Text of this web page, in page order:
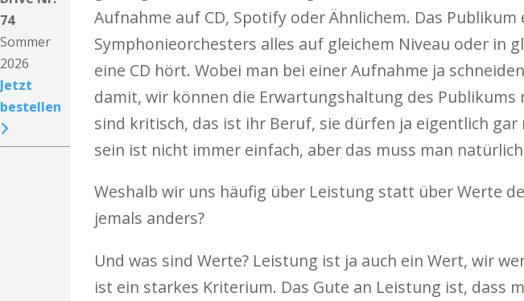
74
Sommer
2026
Jetzt
bestellen
Aufnahme auf CD, Spotify oder Ähnlichem. Das
Symphonieorchesters alles auf gleichem Niveau oder in
eine CD hört. Wobei man bei einer Aufnahme ja
damit, wir können die Erwartungshaltung des Publikums
sind kritisch, das ist ihr Beruf, sie dürfen ja eigentlich
sein ist nicht immer einfach, aber das muss man natürlich
Weshalb wir uns häufig über Leistung statt über Werte
jemals anders?
Und was sind Werte? Leistung ist ja auch ein Wert, wir
ist ein starkes Kriterium. Das Gute an Leistung ist, dass